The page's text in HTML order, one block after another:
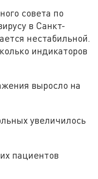
совета по
в Санкт-
нестабильной.
индикаторов
выросло на
увеличилось
пациентов